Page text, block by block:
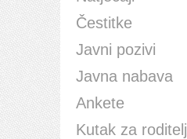
Čestitke
Javni pozivi
Javna nabava
Ankete
Kutak za